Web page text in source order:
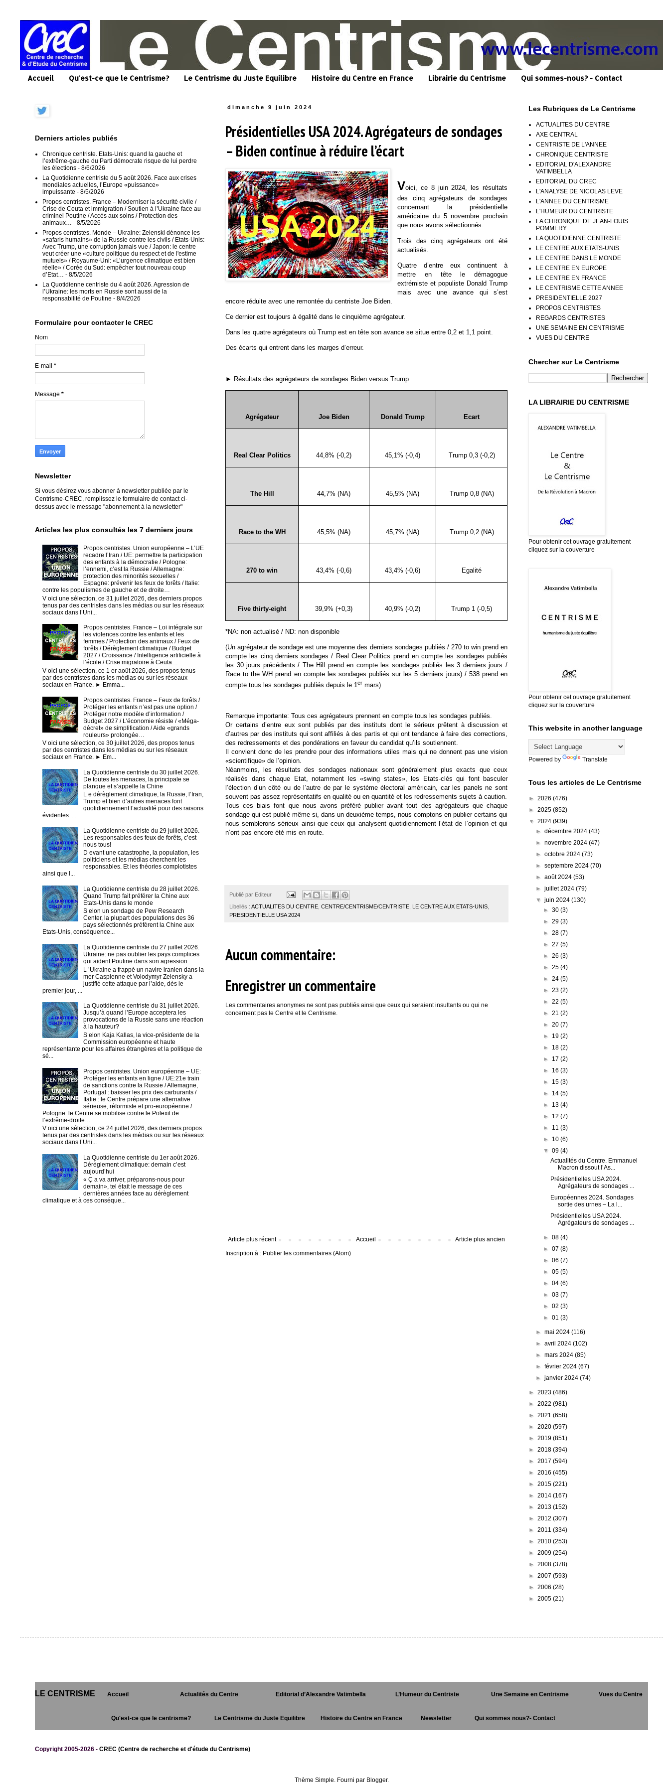
Accueil Qu'est-ce que le Centrisme? Le Centrisme du Juste Equilibre Histoire du Centre en France Librairie du Centrisme Qui sommes-nous? - Contact
dimanche 9 juin 2024
Présidentielles USA 2024. Agrégateurs de sondages
– Biden continue à réduire l’écart
Voici, ce 8 juin 2024, les résultats
des cinq agrégateurs de sondages
concernant la présidentielle
américaine du 5 novembre prochain
que nous avons sélectionnés.
Trois des cinq agrégateurs ont été
actualisés.
Quatre d’entre eux continuent à
mettre en tête le démagogue
extrémiste et populiste Donald Trump
mais avec une avance qui s’est
encore réduite avec une remontée du centriste Joe Biden.
Ce dernier est toujours à égalité dans le cinquième agrégateur.
Dans les quatre agrégateurs où Trump est en tête son avance se situe entre 0,2 et 1,1 point.
Des écarts qui entrent dans les marges d’erreur.
► Résultats des agrégateurs de sondages Biden versus Trump
Agrégateur Joe Biden Donald Trump Ecart
Real Clear Politics 44,8% (-0,2) 45,1% (-0,4) Trump 0,3 (-0,2)
The Hill 44,7% (NA) 45,5% (NA) Trump 0,8 (NA)
Race to the WH 45,5% (NA) 45,7% (NA) Trump 0,2 (NA)
270 to win 43,4% (-0,6) 43,4% (-0,6) Egalité
Five thirty-eight 39,9% (+0,3) 40,9% (-0,2) Trump 1 (-0,5)
*NA: non actualisé / ND: non disponible
(Un agrégateur de sondage est une moyenne des derniers sondages publiés / 270 to win prend en
compte les cinq derniers sondages / Real Clear Politics prend en compte les sondages publiés
les 30 jours précédents / The Hill prend en compte les sondages publiés les 3 derniers jours /
Race to the WH prend en compte les sondages publiés sur les 5 derniers jours) / 538 prend en
compte tous les sondages publiés depuis le 1er mars)
Remarque importante: Tous ces agrégateurs prennent en compte tous les sondages publiés.
Or certains d’entre eux sont publiés par des instituts dont le sérieux prêtent à discussion et
d’autres par des instituts qui sont affiliés à des partis et qui ont tendance à faire des corrections,
des redressements et des pondérations en faveur du candidat qu’ils soutiennent.
Il convient donc de les prendre pour des informations utiles mais qui ne donnent pas une vision
«scientifique» de l’opinion.
Néanmoins, les résultats des sondages nationaux sont généralement plus exacts que ceux
réalisés dans chaque Etat, notamment les «swing states», les Etats-clés qui font basculer
l’élection d’un côté ou de l’autre de par le système électoral américain, car les panels ne sont
souvent pas assez représentatifs en qualité ou en quantité et les redressements sujets à caution.
Tous ces biais font que nous avons préféré publier avant tout des agrégateurs que chaque
sondage qui est publié même si, dans un deuxième temps, nous comptons en publier certains qui
nous semblerons sérieux ainsi que ceux qui analysent quotidiennement l’état de l’opinion et qui
n’ont pas encore été mis en route.
Publié par Editeur
Libellés : ACTUALITES DU CENTRE CENTRE/CENTRISME/CENTRISTE LE CENTRE AUX ETATS-UNIS
PRESIDENTIELLE USA 2024
Aucun commentaire:
Enregistrer un commentaire
Les commentaires anonymes ne sont pas publiés ainsi que ceux qui seraient insultants ou qui ne
concernent pas le Centre et le Centrisme.
Article plus récent Article plus ancien
Accueil
Inscription à : Publier les commentaires (Atom)
Derniers articles publiés
Chronique centriste. Etats-Unis: quand la gauche et
l’extrême-gauche du Parti démocrate risque de lui perdre
les élections - 8/6/2026
La Quotidienne centriste du 5 août 2026. Face aux crises
mondiales actuelles, l’Europe «puissance»
impuissante - 8/5/2026
Propos centristes. France – Moderniser la sécurité civile /
Crise de Ceuta et immigration / Soutien à l’Ukraine face au
criminel Poutine / Accès aux soins / Protection des
animaux…
- 8/5/2026
Propos centristes. Monde – Ukraine: Zelenski dénonce les
«safaris humains» de la Russie contre les civils / Etats-Unis:
Avec Trump, une corruption jamais vue / Japon: le centre
veut créer une «culture politique du respect et de l'estime
mutuels» / Royaume-Uni: «L’urgence climatique est bien
réelle» / Corée du Sud: empêcher tout nouveau coup
d’Etat…
- 8/5/2026
La Quotidienne centriste du 4 août 2026. Agression de
l’Ukraine: les morts en Russie sont aussi de la
responsabilité de Poutine - 8/4/2026
Formulaire pour contacter le CREC
Nom
E-mail *
Message *
Newsletter
Si vous désirez vous abonner à newsletter publiée par le
Centrisme-CREC, remplissez le formulaire de contact ci-
dessus avec le message "abonnement à la newsletter"
Articles les plus consultés les 7 derniers jours
Propos centristes. Union européenne – L’UE
recadre l’Iran / UE: permettre la participation
des enfants à la démocratie / Pologne:
l’ennemi, c’est la Russie / Allemagne:
protection des minorités sexuelles /
Espagne: prévenir les feux de forêts / Italie:
contre les populismes de gauche et de droite…
V oici une sélection, ce 31 juillet 2026, des derniers propos
tenus par des centristes dans les médias ou sur les réseaux
sociaux dans l’Uni...
Propos centristes. France – Loi intégrale sur
les violences contre les enfants et les
femmes / Protection des animaux / Feux de
forêts / Dérèglement climatique / Budget
2027 / Croissance / Intelligence artificielle à
l’école / Crise migratoire à Ceuta…
V oici une sélection, ce 1 er août 2026, des propos tenus
par des centristes dans les médias ou sur les réseaux
sociaux en France. ► Emma...
Propos centristes. France – Feux de forêts /
Protéger les enfants n’est pas une option /
Protéger notre modèle d’information /
Budget 2027 / L’économie résiste / «Méga-
décret» de simplification / Aide «grands
rouleurs» prolongée…
V oici une sélection, ce 30 juillet 2026, des propos tenus
par des centristes dans les médias ou sur les réseaux
sociaux en France. ► Em...
La Quotidienne centriste du 30 juillet 2026.
De toutes les menaces, la principale se
planque et s’appelle la Chine
L e dérèglement climatique, la Russie, l’Iran,
Trump et bien d’autres menaces font
quotidiennement l’actualité pour des raisons
évidentes. ...
La Quotidienne centriste du 29 juillet 2026.
Les responsables des feux de forêts, c’est
nous tous!
D evant une catastrophe, la population, les
politiciens et les médias cherchent les
responsables. Et les théories complotistes
ainsi que l...
La Quotidienne centriste du 28 juillet 2026.
Quand Trump fait préférer la Chine aux
Etats-Unis dans le monde
S elon un sondage de Pew Research
Center, la plupart des populations des 36
pays sélectionnés préfèrent la Chine aux
Etats-Unis, conséquence...
La Quotidienne centriste du 27 juillet 2026.
Ukraine: ne pas oublier les pays complices
qui aident Poutine dans son agression
L ’Ukraine a frappé un navire iranien dans la
mer Caspienne et Volodymyr Zelensky a
justifié cette attaque par l’aide, dès le
premier jour, ...
La Quotidienne centriste du 31 juillet 2026.
Jusqu’à quand l’Europe acceptera les
provocations de la Russie sans une réaction
à la hauteur?
S elon Kaja Kallas, la vice-présidente de la
Commission européenne et haute
représentante pour les affaires étrangères et la politique de
sé...
Propos centristes. Union européenne – UE:
Protéger les enfants en ligne / UE:21e train
de sanctions contre la Russie / Allemagne,
Portugal : baisser les prix des carburants /
Italie : le Centre prépare une alternative
sérieuse, réformiste et pro-européenne /
Pologne: le Centre se mobilise contre le Polexit de
l’extrême-droite…
V oici une sélection, ce 24 juillet 2026, des derniers propos
tenus par des centristes dans les médias ou sur les réseaux
sociaux dans l’Uni...
La Quotidienne centriste du 1er août 2026.
Dérèglement climatique: demain c’est
aujourd’hui
« Ç a va arriver, préparons-nous pour
demain», tel était le message de ces
dernières années face au dérèglement
climatique et à ces conséque...
Les Rubriques de Le Centrisme
ACTUALITES DU CENTRE
AXE CENTRAL
CENTRISTE DE L'ANNEE
CHRONIQUE CENTRISTE
EDITORIAL D'ALEXANDRE
VATIMBELLA
EDITORIAL DU CREC
L'ANALYSE DE NICOLAS LEVE
L'ANNEE DU CENTRISME
L'HUMEUR DU CENTRISTE
LA CHRONIQUE DE JEAN-LOUIS
POMMERY
LA QUOTIDIENNE CENTRISTE
LE CENTRE AUX ETATS-UNIS
LE CENTRE DANS LE MONDE
LE CENTRE EN EUROPE
LE CENTRE EN FRANCE
LE CENTRISME CETTE ANNEE
PRESIDENTIELLE 2027
PROPOS CENTRISTES
REGARDS CENTRISTES
UNE SEMAINE EN CENTRISME
VUES DU CENTRE
Chercher sur Le Centrisme
LA LIBRAIRIE DU CENTRISME
Pour obtenir cet ouvrage gratuitement
cliquez sur la couverture
Pour obtenir cet ouvrage gratuitement
cliquez sur la couverture
This website in another language
Powered by Translate
Tous les articles de Le Centrisme
► 2026 (476)
► 2025 (852)
▼ 2024 (939)
►décembre 2024(43)
►novembre 2024(47)
►octobre 2024(73)
►septembre 2024(70)
►août 2024(53)
►juillet 2024(79)
▼juin 2024(130)
► 30 (3)
► 29 (3)
► 28 (7)
► 27 (5)
► 26 (3)
► 25 (4)
► 24 (5)
► 23 (2)
► 22 (5)
► 21 (2)
► 20 (7)
► 19 (2)
► 18 (2)
► 17 (2)
► 16 (3)
► 15 (3)
► 14 (5)
► 13 (4)
► 12 (7)
► 11 (3)
► 10 (6)
▼ 09 (4)
Actualités du Centre. Emmanuel
Macron dissout l’As...
Présidentielles USA 2024.
Agrégateurs de sondages ...
Européennes 2024. Sondages
sortie des urnes – La l...
Présidentielles USA 2024.
Agrégateurs de sondages ...
► 08 (4)
► 07 (8)
► 06 (7)
► 05 (5)
► 04 (6)
► 03 (7)
► 02 (3)
► 01 (3)
►mai 2024(116)
►avril 2024(102)
►mars 2024(85)
►février 2024(67)
►janvier 2024(74)
► 2023 (486)
► 2022 (981)
► 2021 (658)
► 2020 (597)
► 2019 (851)
► 2018 (394)
► 2017 (594)
► 2016 (455)
► 2015 (221)
► 2014 (167)
► 2013 (152)
► 2012 (307)
► 2011 (334)
► 2010 (253)
► 2009 (254)
► 2008 (378)
► 2007 (593)
► 2006 (28)
► 2005 (21)
LE CENTRISME Accueil Actualités du Centre Editorial d’Alexandre Vatimbella L’Humeur du Centriste Une Semaine en Centrisme Vues du Centre
Qu'est-ce que le centrisme? Le Centrisme du Juste Equilibre Histoire du Centre en France Newsletter Qui sommes nous?- Contact
Copyright 2005-2026 - CREC (Centre de recherche et d'étude du Centrisme)
Thème Simple. Fourni par Blogger.